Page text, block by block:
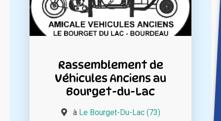
Rassemblement de
Véhicules Anciens au
Bourget-du-Lac
à Le Bourget-Du-Lac (73)